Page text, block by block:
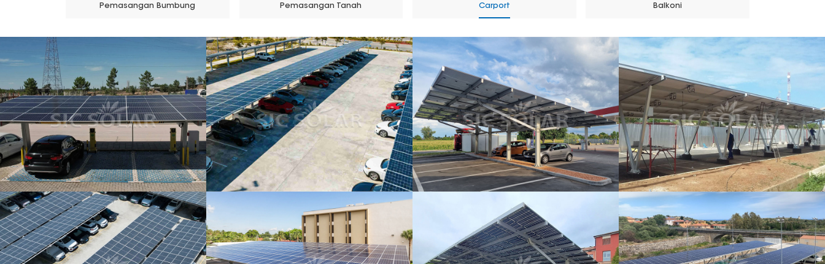
Melayu
Tiếng việt
Pemasangan Bumbung Pemasangan Tanah Carport Balkoni